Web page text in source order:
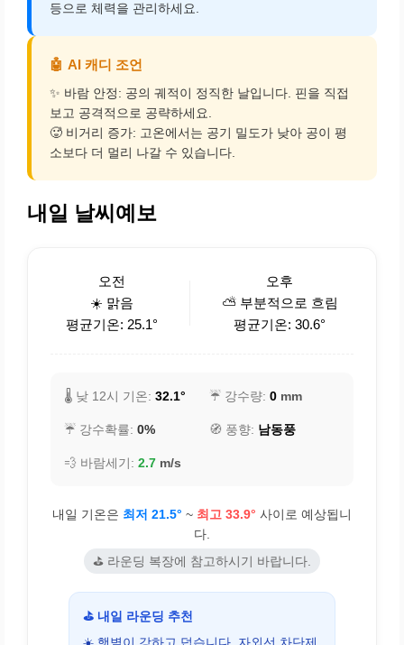
등으로 체력을 관리하세요.
🤖 AI 캐디 조언
✨ 바람 안정: 공의 궤적이 정직한 날입니다. 핀을 직접
보고 공격적으로 공략하세요.
🥵 비거리 증가: 고온에서는 공기 밀도가 낮아 공이 평
소보다 더 멀리 나갈 수 있습니다.
내일 날씨예보
오전
☀️ 맑음
평균기온: 25.1°
오후
⛅ 부분적으로 흐림
평균기온: 30.6°
🌡️ 낮 12시 기온: 32.1° ☔ 강수량: 0 mm
☔ 강수확률: 0% 🧭 풍향: 남동풍
💨 바람세기: 2.7 m/s
내일 기온은 최저 21.5° ~ 최고 33.9° 사이로 예상됩니
다.
⛳ 라운딩 복장에 참고하시기 바랍니다.
⛳ 내일 라운딩 추천